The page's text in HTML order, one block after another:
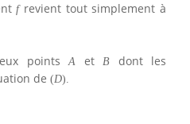
frevient tout simplement à
pointsA etB
dont les
de (D).